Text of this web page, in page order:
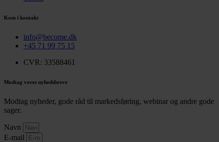
Kom i kontakt
info@become.dk
+45 71 99 75 15
CVR: 33588461
Modtag vores nyhedsbreve
Modtag nyheder, gode råd til markedsføring, webinar og andre gode
sager.
Navn
E-mail